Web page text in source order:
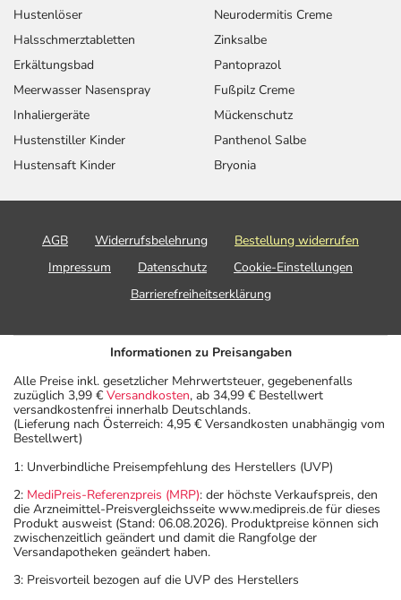
Hustenlöser
Halsschmerztabletten
Erkältungsbad
Meerwasser Nasenspray
Inhaliergeräte
Hustenstiller Kinder
Hustensaft Kinder
Neurodermitis Creme
Zinksalbe
Pantoprazol
Fußpilz Creme
Mückenschutz
Panthenol Salbe
Bryonia
AGB Widerrufsbelehrung
Bestellung widerrufen
Impressum
Datenschutz
Cookie-Einstellungen
Barrierefreiheitserklärung
Informationen zu Preisangaben
Alle Preise inkl. gesetzlicher Mehrwertsteuer, gegebenenfalls
zuzüglich 3,99 € Versandkosten, ab 34,99 € Bestellwert
versandkostenfrei innerhalb Deutschlands.
(Lieferung nach Österreich: 4,95 € Versandkosten unabhängig vom
Bestellwert)
1: Unverbindliche Preisempfehlung des Herstellers (UVP)
2: MediPreis-Referenzpreis (MRP): der höchste Verkaufspreis, den
die Arzneimittel-Preisvergleichsseite www.medipreis.de für dieses
Produkt ausweist (Stand: 06.08.2026). Produktpreise können sich
zwischenzeitlich geändert und damit die Rangfolge der
Versandapotheken geändert haben.
3: Preisvorteil bezogen auf die UVP des Herstellers